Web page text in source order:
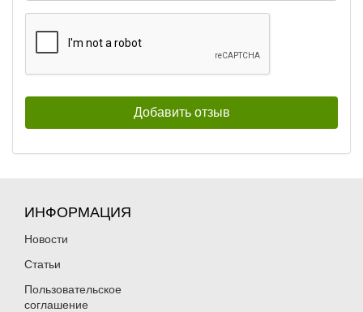
ИНФОРМАЦИЯ
Новости
Статьи
Пользовательское
соглашение